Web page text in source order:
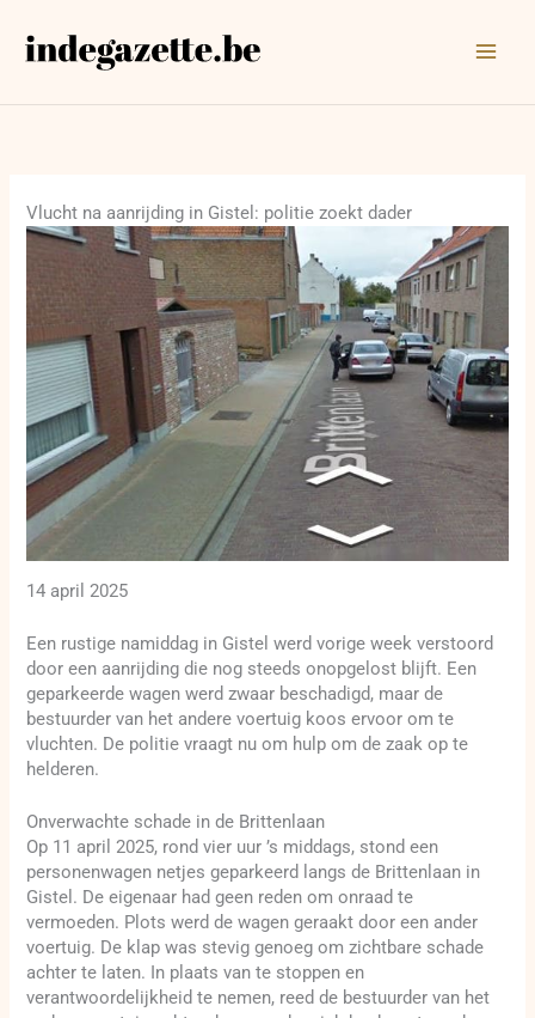
naar
Vlucht na aanrijding in Gistel: politie zoekt dader
14 april 2025
Een rustige namiddag in Gistel werd vorige week verstoord
door een aanrijding die nog steeds onopgelost blijft. Een
geparkeerde wagen werd zwaar beschadigd, maar de
bestuurder van het andere voertuig koos ervoor om te
vluchten. De politie vraagt nu om hulp om de zaak op te
helderen.
Onverwachte schade in de Brittenlaan
Op 11 april 2025, rond vier uur ’s middags, stond een
personenwagen netjes geparkeerd langs de Brittenlaan in
Gistel. De eigenaar had geen reden om onraad te
vermoeden. Plots werd de wagen geraakt door een ander
voertuig. De klap was stevig genoeg om zichtbare schade
achter te laten. In plaats van te stoppen en
verantwoordelijkheid te nemen, reed de bestuurder van het